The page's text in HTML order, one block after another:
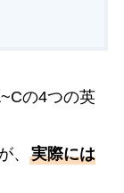
の4つの英
、 実際には